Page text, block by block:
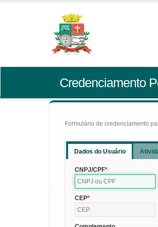
Credenciamento
Formulário de credenciamento
Dados do Usuário
CNPJ/CPF
CEP